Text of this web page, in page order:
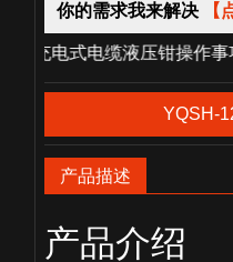
你的需求我来解决 【
式电缆液压钳操作
YQSH-
产品描述
产品介绍